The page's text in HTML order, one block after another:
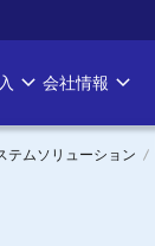
会社情報
テムソリューション